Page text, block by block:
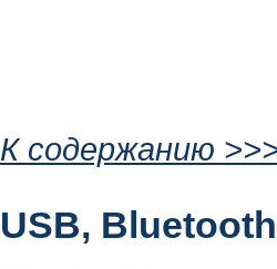
К содержанию
USB,